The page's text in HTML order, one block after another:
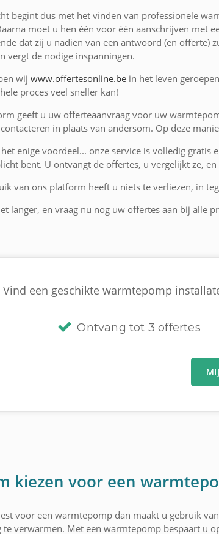
begint dus met het vinden van professionele
moet u hen één voor één aanschrijven met
dat zij u nadien van een antwoord (en offerte)
vergt de nodige inspanningen.
wij www.offertesonline.be in het leven
proces veel sneller kan!
geeft u uw offerteaanvraag voor uw
in plaats van andersom. Op deze
enige voordeel... onze service is volledig
bent. U ontvangt de offertes, u vergelijkt ze,
van ons platform heeft u niets te verliezen, in
langer, en vraag nu nog uw offertes aan bij alle
Vind een geschikte warmtepomp
Ontvang tot 3 offertes
kiezen voor een
voor een warmtepomp dan maakt u gebruik
te verwarmen. Met een warmtepomp bespaart u